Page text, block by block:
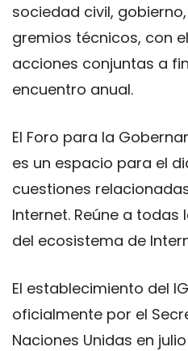
sociedad civil,
gremios técnicos, con
acciones conjuntas a
encuentro anual.
El Foro para la
es un espacio para el
cuestiones
Internet. Reúne a
​​del ecosistema de
El establecimiento del
oficialmente por el
Naciones Unidas en